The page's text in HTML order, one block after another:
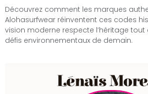
Découvrez comment les marques
Alohasurfwear réinventent ces codes
vision moderne respecte l’héritage
défis environnementaux de demain.
Lénaïs